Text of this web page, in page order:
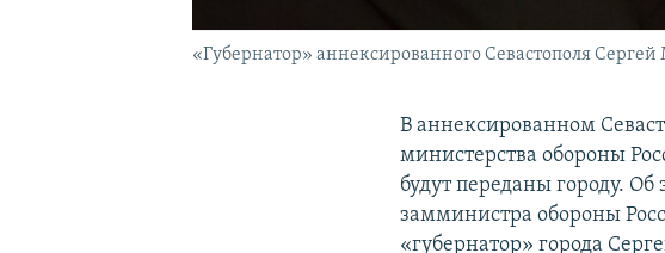
«Губернатор» аннексированного Севастополя
В аннексированном
министерства обороны
будут переданы городу. Об
замминистра обороны
«губернатор» города